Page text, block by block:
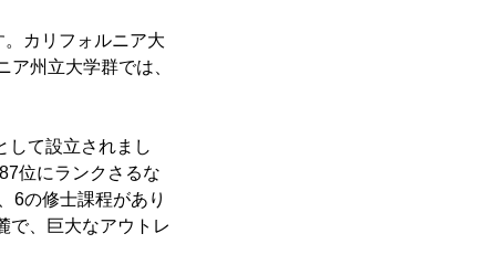
カリフォルニア大
州立大学群では、
して設立されまし
位にランクさるな
6の修士課程があり
で、巨大なアウトレ